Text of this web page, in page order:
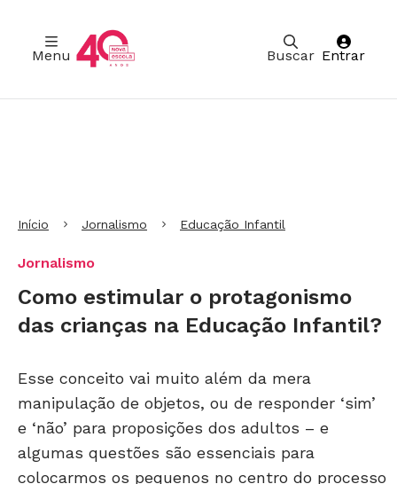
Buscar
Menu Entrar
Início Jornalismo Educação Infantil
Jornalismo
Como estimular o protagonismo
das crianças na Educação Infantil?
Esse conceito vai muito além da mera
manipulação de objetos, ou de responder ‘sim’
e ‘não’ para proposições dos adultos – e
algumas questões são essenciais para
colocarmos os pequenos no centro do processo